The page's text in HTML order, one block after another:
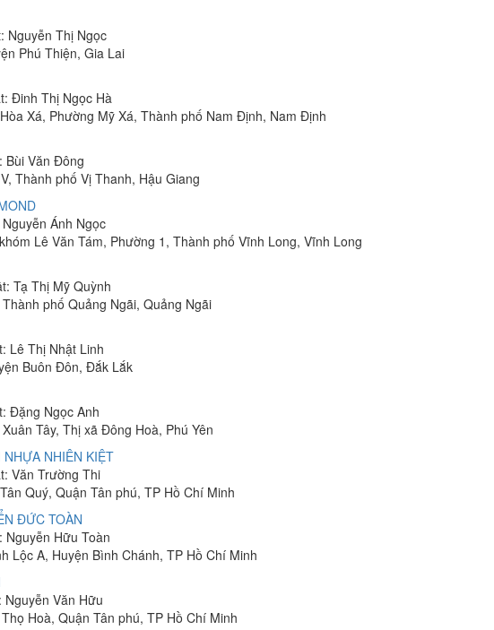
Nguyễn Thị Ngọc
Phú Thiện, Gia Lai
Đinh Thị Ngọc Hà
Xá, Phường Mỹ Xá, Thành phố Nam Định, Nam Định
Bùi Văn Đông
Thành phố Vị Thanh, Hậu Giang
Ánh Ngọc
Lê Văn Tám, Phường 1, Thành phố Vĩnh Long, Vĩnh Long
Tạ Thị Mỹ Quỳnh
phố Quảng Ngãi, Quảng Ngãi
Lê Thị Nhật Linh
Buôn Đôn, Đắk Lắk
Đặng Ngọc Anh
Tây, Thị xã Đông Hoà, Phú Yên
NHIÊN KIỆT
Văn Trường Thi
Quý, Quận Tân phú, TP Hồ Chí Minh
ĐỨC TOÀN
Hữu Toàn
Lộc A, Huyện Bình Chánh, TP Hồ Chí Minh
Văn Hữu
Hoà, Quận Tân phú, TP Hồ Chí Minh